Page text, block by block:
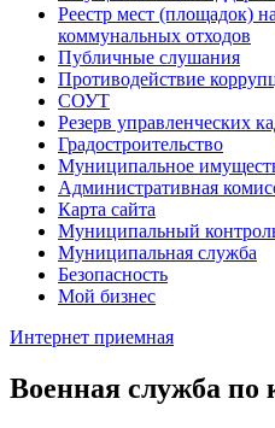
Реестр мест (площадок)
коммунальных отходов
Публичные слушания
Противодействие
СОУТ
Резерв управленческих
Градостроительство
Муниципальное
Административная
Карта сайта
Муниципальный
Муниципальная служба
Безопасность
Мой бизнес
Интернет приемная
Военная служба по